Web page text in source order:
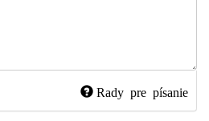
Rady pre písanie